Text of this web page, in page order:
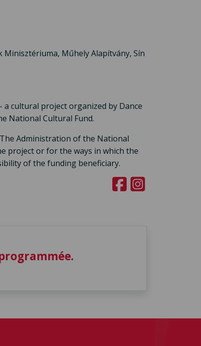
Műhely Alapítvány, Sín
a cultural project organized by Dance
National Cultural Fund.
Administration of the National
project or for the ways in which the
of the funding beneficiary.